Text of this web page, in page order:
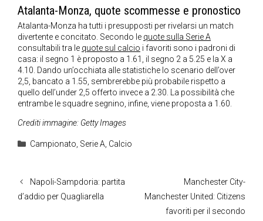
Atalanta-Monza, quote scommesse e pronostico
Atalanta-Monza ha tutti i presupposti per rivelarsi un match
divertente e concitato. Secondo le quote sulla Serie A
consultabili tra le quote sul calcio i favoriti sono i padroni di
casa: il segno 1 è proposto a 1.61, il segno 2 a 5.25 e la X a
4.10. Dando un’occhiata alle statistiche lo scenario dell’over
2,5, bancato a 1.55, sembrerebbe più probabile rispetto a
quello dell’under 2,5 offerto invece a 2.30. La possibilità che
entrambe le squadre segnino, infine, viene proposta a 1.60.
Crediti immagine: Getty Images
Categorie
Campionato, Serie A, Calcio
Napoli-Sampdoria: partita
d’addio per Quagliarella
Manchester City-
Manchester United: Citizens
favoriti per il secondo